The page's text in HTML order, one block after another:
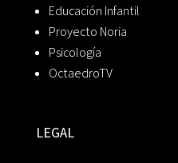
Educación Infantil
Proyecto Noria
Psicología
OctaedroTV
LEGAL